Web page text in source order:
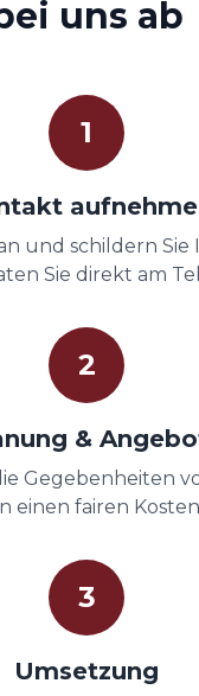
uns ab
1
und schildern Sie
Sie direkt am
2
&
Gegebenheiten
einen fairen
3
Umsetzung